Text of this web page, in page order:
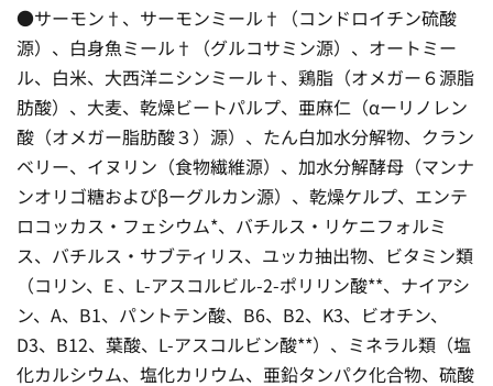
●サーモン†、サーモンミール†（コンドロイチン硫酸
源）、白身魚ミール†（グルコサミン源）、オートミー
ル、白米、大西洋ニシンミール†、鶏脂（オメガー６源脂
肪酸）、大麦、乾燥ビートパルプ、亜麻仁（αーリノレン
酸（オメガー脂肪酸３）源）、たん白加水分解物、クラン
ベリー、イヌリン（食物繊維源）、加水分解酵母（マンナ
ンオリゴ糖およびβーグルカン源）、乾燥ケルプ、エンテ
ロコッカス・フェシウム*、バチルス・リケニフォルミ
ス、バチルス・サブティリス、ユッカ抽出物、ビタミン類
（コリン、E 、L-アスコルビル-2-ポリリン酸**、ナイアシ
ン、A、B1、パントテン酸、B6、B2、K3、ビオチン、
D3、B12、葉酸、L-アスコルビン酸**）、ミネラル類（塩
化カルシウム、塩化カリウム、亜鉛タンパク化合物、硫酸